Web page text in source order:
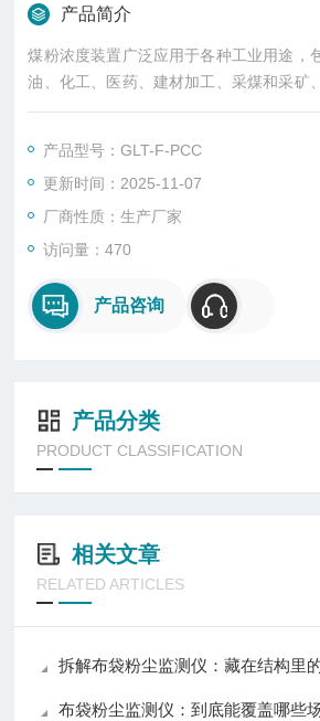
产品简介
煤粉浓度装置广泛应用于各种工业用途，
油、化工、医药、建材加工、采煤和采矿
业。典型用途包括布袋除尘器滤袋破损的
道粉尘浓度进行在线监测，或粉状材料
测。尤其对TRT发电煤气管道粉尘浓度进
作用
产品型号：GLT-F-PCC
更新时间：2025-11-07
厂商性质：生产厂家
访问量：470
产品咨询
产品分类
PRODUCT CLASSIFICATION
相关文章
RELATED ARTICLES
拆解布袋粉尘监测仪：藏在结构里
布袋粉尘监测仪：到底能覆盖哪些场景？